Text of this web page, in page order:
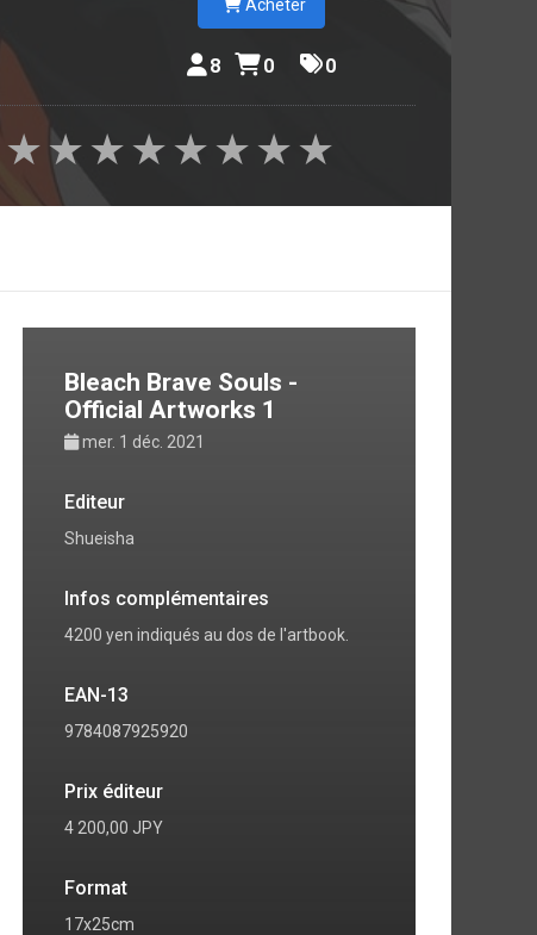
Acheter
8 0 0
★
★
★
★
★
★
★
★
Bleach Brave Souls -
Official Artworks 1
mer. 1 déc. 2021
Editeur
Shueisha
Infos complémentaires
4200 yen indiqués au dos de l'artbook.
EAN-13
9784087925920
Prix éditeur
4 200,00 JPY
Format
17x25cm